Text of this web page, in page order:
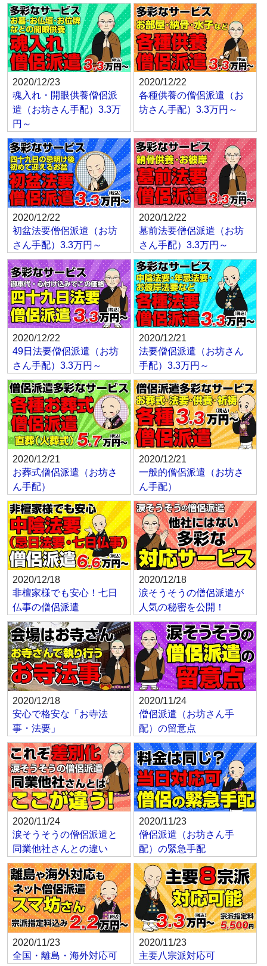
2020/12/23
魂入れ・開眼供養僧侶派
遣（お坊さん手配）3.3万
円～
2020/12/22
各種供養の僧侶派遣（お
坊さん手配）3.3万円～
2020/12/22
初盆法要僧侶派遣（お坊
さん手配）3.3万円～
2020/12/22
墓前法要僧侶派遣（お坊
さん手配）3.3万円～
2020/12/22
49日法要僧侶派遣（お坊
さん手配）3.3万円～
2020/12/21
法要僧侶派遣（お坊さん
手配）3.3万円～
2020/12/21
お葬式僧侶派遣（お坊さ
ん手配）
2020/12/21
一般的僧侶派遣（お坊さ
ん手配）
2020/12/18
非檀家様でも安心！七日
仏事の僧侶派遣
2020/12/18
涙そうそうの僧侶派遣が
人気の秘密を公開！
2020/12/18
安心で格安な「お寺法
事・法要」
2020/11/24
僧侶派遣（お坊さん手
配）の留意点
2020/11/24
涙そうそうの僧侶派遣と
同業他社さんとの違い
2020/11/23
僧侶派遣（お坊さん手
配）の緊急手配
2020/11/23
全国・離島・海外対応可
2020/11/23
主要八宗派対応可